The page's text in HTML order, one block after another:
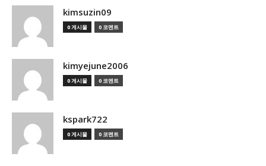
kimsuzin09
0 게시물 0 코멘트
kimyejune2006
0 게시물 0 코멘트
kspark722
0 게시물 0 코멘트